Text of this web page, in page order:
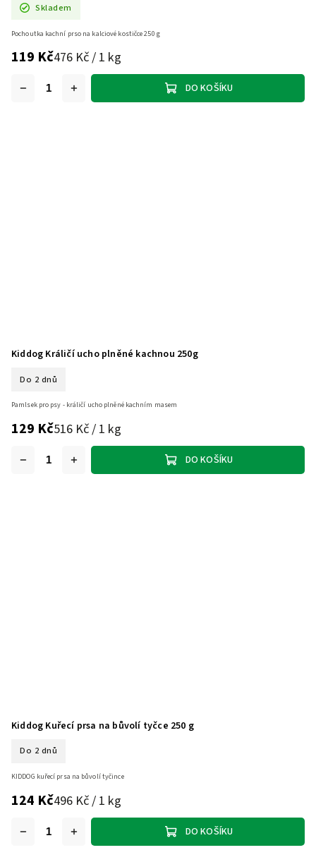
Skladem
119 Kč476 Kč / 1 kg
DO KOŠÍKU
Pochoutka kachní prso na kalciové kostičce 250 g
Kiddog Králičí ucho plněné kachnou 250g
Do 2 dnů
129 Kč516 Kč / 1 kg
DO KOŠÍKU
Pamlsek pro psy - králičí ucho plněné kachním masem
Kiddog Kuřecí prsa na bůvolí tyčce 250 g
Do 2 dnů
124 Kč496 Kč / 1 kg
DO KOŠÍKU
KIDDOG kuřecí prsa na bůvolí tyčince